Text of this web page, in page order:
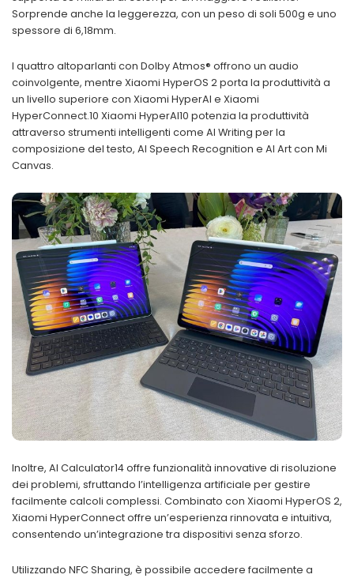
Sorprende anche la leggerezza, con un peso di soli 500g e uno
spessore di 6,18mm.
I quattro altoparlanti con Dolby Atmos® offrono un audio
coinvolgente, mentre Xiaomi HyperOS 2 porta la produttività a
un livello superiore con Xiaomi HyperAI e Xiaomi
HyperConnect.10 Xiaomi HyperAI10 potenzia la produttività
attraverso strumenti intelligenti come AI Writing per la
composizione del testo, AI Speech Recognition e AI Art con Mi
Canvas.
Inoltre, AI Calculator14 offre funzionalità innovative di risoluzione
dei problemi, sfruttando l’intelligenza artificiale per gestire
facilmente calcoli complessi. Combinato con Xiaomi HyperOS 2,
Xiaomi HyperConnect offre un’esperienza rinnovata e intuitiva,
consentendo un’integrazione tra dispositivi senza sforzo.
Utilizzando NFC Sharing, è possibile accedere facilmente a